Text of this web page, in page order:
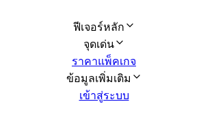
ฟีเจอร์หลัก
จุดเด่น
ราคาแพ็คเกจ
ข้อมูลเพิ่มเติม
เข้าสู่ระบบ